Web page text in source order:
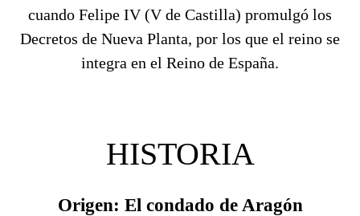
cuando Felipe IV (V de Castilla) promulgó los
Decretos de Nueva Planta, por los que el reino se
integra en el Reino de España.
HISTORIA
Origen: El condado de Aragón